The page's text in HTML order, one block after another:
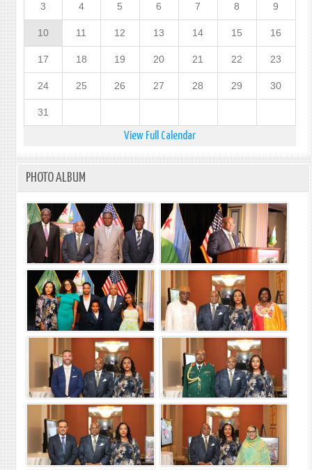
3 4 5 6 7 8 9
10 11 12 13 14 15 16
17 18 19 20 21 22 23
24 25 26 27 28 29 30
31
View Full Calendar
PHOTO ALBUM